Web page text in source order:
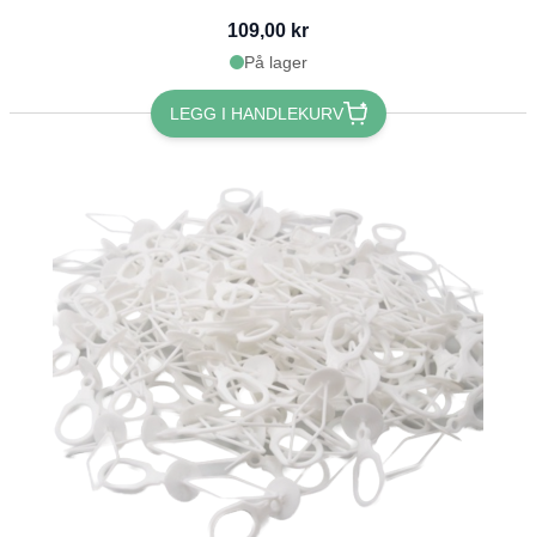
109,00 kr
På lager
LEGG I HANDLEKURV